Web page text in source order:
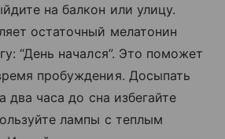
на балкон или улицу.
остаточный мелатонин
“День начался”. Это поможет
пробуждения. Досыпать
два часа до сна избегайте
лампы с теплым